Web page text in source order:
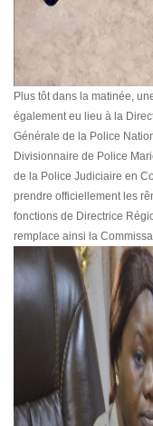
Plus tôt dans la matinée,
également eu lieu à la
Générale de la Police
Divisionnaire de Police
de la Police Judiciaire en
prendre officiellement les
fonctions de Directrice
remplace ainsi la